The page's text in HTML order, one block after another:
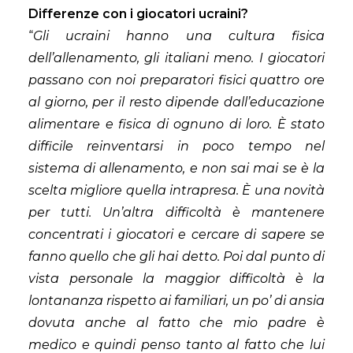
Differenze con i giocatori ucraini?
“Gli ucraini hanno una cultura fisica
dell’allenamento, gli italiani meno. I giocatori
passano con noi preparatori fisici quattro ore
al giorno, per il resto dipende dall’educazione
alimentare e fisica di ognuno di loro. È stato
difficile reinventarsi in poco tempo nel
sistema di allenamento, e non sai mai se è la
scelta migliore quella intrapresa. È una novità
per tutti. Un’altra difficoltà è mantenere
concentrati i giocatori e cercare di sapere se
fanno quello che gli hai detto. Poi dal punto di
vista personale la maggior difficoltà è la
lontananza rispetto ai familiari, un po’ di ansia
dovuta anche al fatto che mio padre è
medico e quindi penso tanto al fatto che lui